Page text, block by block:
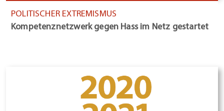
POLITISCHER EXTREMISMUS
Kompetenznetzwerk gegen Hass im Netz gestartet